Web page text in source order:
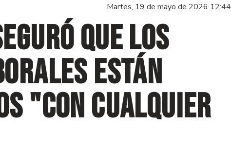
Martes, 19 de mayo de 2026 12:44
que los
están
"con cualquier